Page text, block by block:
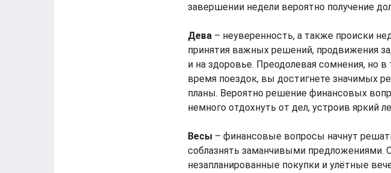
завершении недели вероятно получение
Дева – неуверенность, а также происки
принятия важных решений, продвижения
и на здоровье. Преодолевая сомнения, но
время поездок, вы достигнете значимых
планы. Вероятно решение финансовых
немного отдохнуть от дел, устроив яркий
Весы – финансовые вопросы начнут
соблазнять заманчивыми предложениями.
незапланированные покупки и улётные